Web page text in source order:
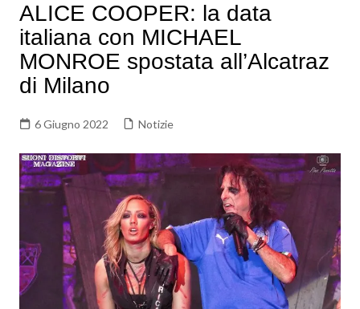
ALICE COOPER: la data
italiana con MICHAEL
MONROE spostata all’Alcatraz
di Milano
6 Giugno 2022 Notizie